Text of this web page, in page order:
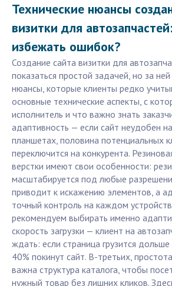
Технические нюансы
визитки для
избежать ошибок?
Создание сайта визитки для
показаться простой задачей, но за
нюансы, которые клиенты редко
основные технические аспекты, с
исполнитель и что важно знать
адаптивность — если сайт неудобен
планшетах, половина потенциальных
переключится на конкурента.
верстки имеют свои особенности:
масштабируется под любые
приводит к искажению элементов, а
точный контроль на каждом
рекомендуем выбирать именно
скорость загрузки — клиент на
ждать: если страница грузится
40% покинут сайт. В-третьих,
важна структура каталога, чтобы
нужный товар без лишних кликов.